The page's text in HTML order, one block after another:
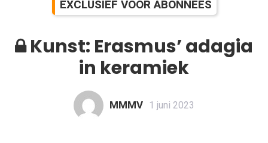
EXCLUSIEF VOOR ABONNEES
Kunst: Erasmus’ adagia
in keramiek
MMMV 1 juni 2023